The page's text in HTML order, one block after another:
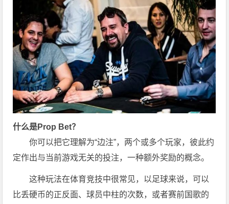
什么是Prop Bet？
你可以把它理解为“边注”，两个或多个玩家，彼此约
定作出与当前游戏无关的投注，一种额外奖励的概念。
这种玩法在体育竞技中很常见，以足球来说，可以
比丢硬币的正反面、球员中柱的次数，或者赛前国歌的